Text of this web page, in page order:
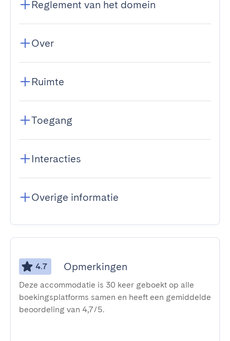
Reglement van het domein
Over
Ruimte
Toegang
Interacties
Overige informatie
4.7 Opmerkingen
Deze accommodatie is 30 keer geboekt op alle
boekingsplatforms samen en heeft een gemiddelde
beoordeling van 4,7/5.